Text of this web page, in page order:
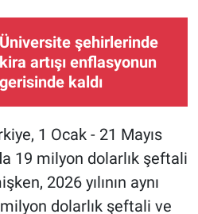
Üniversite şehirlerinde
kira artışı enflasyonun
gerisinde kaldı
1 Ocak - 21 Mayıs
19 milyon dolarlık şeftali
2026 yılının aynı
dolarlık şeftali ve